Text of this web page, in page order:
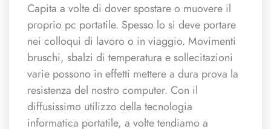
Capita a volte di dover spostare o muovere il
proprio pc portatile. Spesso lo si deve portare
nei colloqui di lavoro o in viaggio. Movimenti
bruschi, sbalzi di temperatura e sollecitazioni
varie possono in effetti mettere a dura prova la
resistenza del nostro computer. Con il
diffusissimo utilizzo della tecnologia
informatica portatile, a volte tendiamo a